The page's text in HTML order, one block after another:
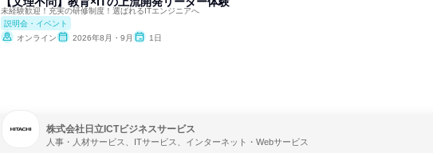
未経験歓迎！充実の研修制度！選ばれるITエンジニアへ
説明会・イベント
オンライン
2026年8月・9月 1日
株式会社日立ICTビジネスサービス
人事・人材サービス、ITサービス、インターネット・Webサービス